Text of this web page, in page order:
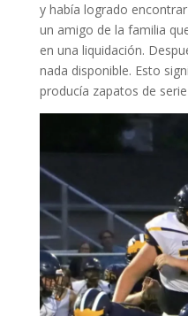
y había logrado
un amigo de la familia
en una liquidación.
nada disponible. Esto
producía zapatos de